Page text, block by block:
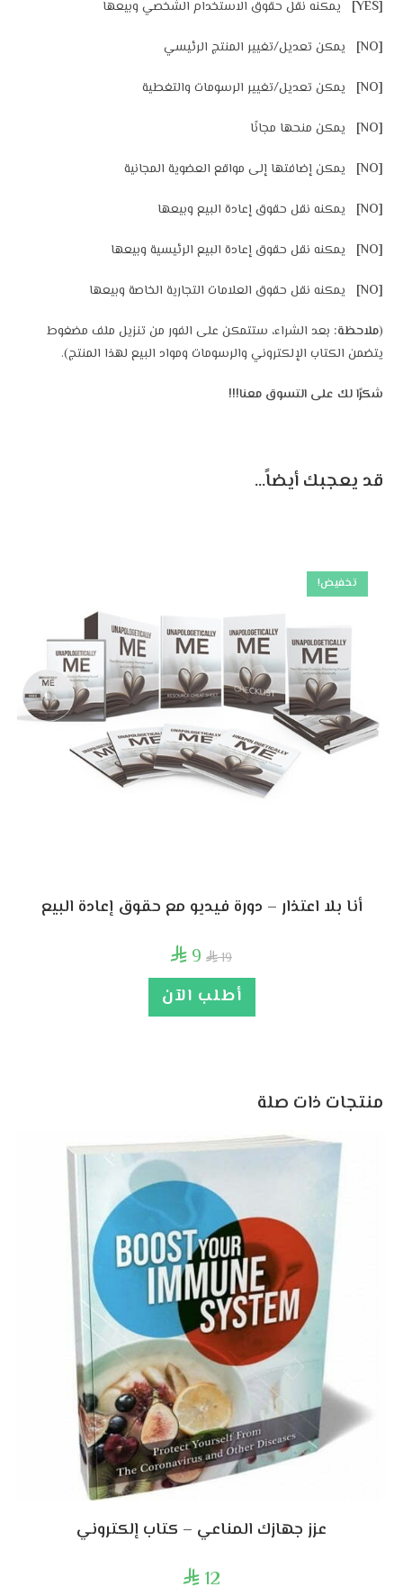
[YES] يمكنه نقل حقوق الاستخدام الشخصي وبيعها
[NO] يمكن تعديل/تغيير المنتج الرئيسي
[NO] يمكن تعديل/تغيير الرسومات والتغطية
[NO] يمكن منحها مجانًا
[NO] يمكن إضافتها إلى مواقع العضوية المجانية
[NO] يمكنه نقل حقوق إعادة البيع وبيعها
[NO] يمكنه نقل حقوق إعادة البيع الرئيسية وبيعها
[NO] يمكنه نقل حقوق العلامات التجارية الخاصة وبيعها
(ملاحظة: بعد الشراء، ستتمكن على الفور من تنزيل ملف مضغوط
يتضمن الكتاب الإلكتروني والرسومات ومواد البيع لهذا المنتج).
شكرًا لك على التسوق معنا!!!
قد يعجبك أيضاً…
تخفيض!
أنا بلا اعتذار – دورة فيديو مع حقوق إعادة البيع
19
 9
أطلب الآن
منتجات ذات صلة
عزز جهازك المناعي – كتاب إلكتروني
12